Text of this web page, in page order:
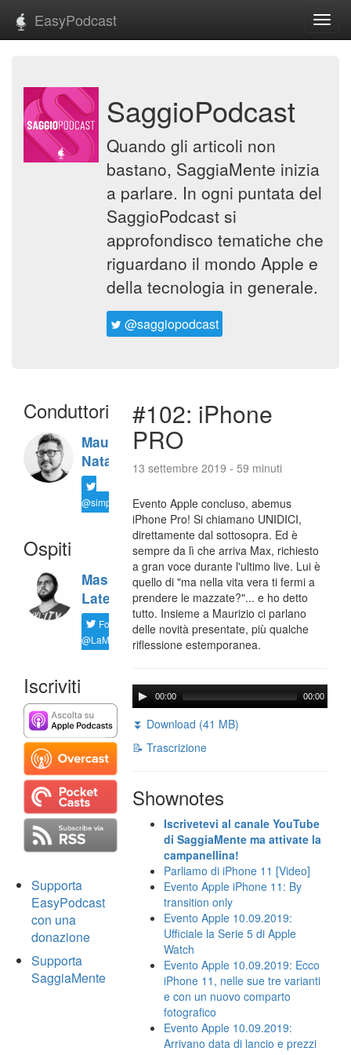
EasyPodcast
SaggioPodcast
Quando gli articoli non
bastano, SaggiaMente inizia
a parlare. In ogni puntata del
SaggioPodcast si
approfondisco tematiche che
riguardano il mondo Apple e
della tecnologia in generale.
@saggiopodcast
Conduttori
Maurizio
Natali
@simplemal
Ospiti
Massimiliano
Latella
Follow
@LaMaxImages
Iscriviti
Supporta
EasyPodcast
con una
donazione
Supporta
SaggiaMente
#102: iPhone
PRO
13 settembre 2019 - 59 minuti
Evento Apple concluso, abemus
iPhone Pro! Si chiamano UNIDICI,
direttamente dal sottosopra. Ed è
sempre da lì che arriva Max, richiesto
a gran voce durante l'ultimo live. Lui è
quello di "ma nella vita vera ti fermi a
prendere le mazzate?"... e ho detto
tutto. Insieme a Maurizio ci parlano
delle novità presentate, più qualche
riflessione estemporanea.
00:00 00:00
⏬ Download (41 MB)
📝 Trascrizione
Shownotes
Iscrivetevi al canale YouTube
di SaggiaMente ma attivate la
campanellina!
Parliamo di iPhone 11 [Video]
Evento Apple iPhone 11: By
transition only
Evento Apple 10.09.2019:
Ufficiale la Serie 5 di Apple
Watch
Evento Apple 10.09.2019: Ecco
iPhone 11, nelle sue tre varianti
e con un nuovo comparto
fotografico
Evento Apple 10.09.2019:
Arrivano data di lancio e prezzi